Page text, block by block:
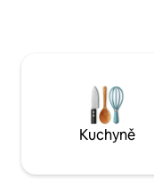
letiště SJU a půl
Národního deštného
Kuchyně